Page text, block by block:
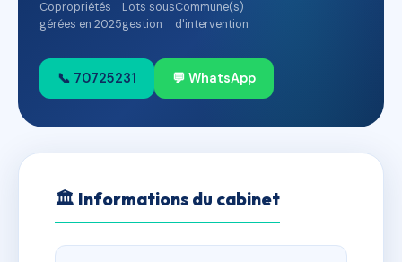
Copropriétés
gérées en 2025
Lots sous
gestion
Commune(s)
d'intervention
📞 70725231 💬 WhatsApp
🏛 Informations du cabinet